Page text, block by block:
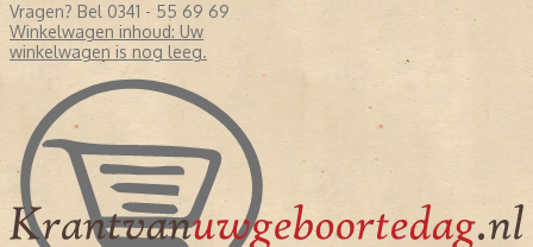
Vragen? Bel 0341 - 55 69 69
Winkelwagen inhoud: Uw
winkelwagen is nog leeg.